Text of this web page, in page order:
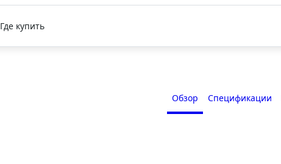
Где купить
Обзор Спецификации